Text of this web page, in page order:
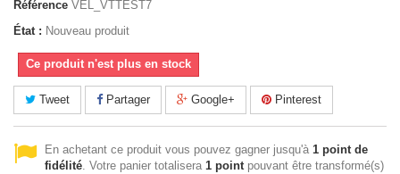
Référence VEL_VTTEST7
État : Nouveau produit
Ce produit n'est plus en stock
Tweet Partager Google+ Pinterest
En achetant ce produit vous pouvez gagner jusqu'à 1 point de
fidélité. Votre panier totalisera 1 pointpouvant être transformé(s)